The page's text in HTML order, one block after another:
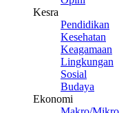
Kesra
Pendidikan
Kesehatan
Keagamaan
Lingkungan
Sosial
Budaya
Ekonomi